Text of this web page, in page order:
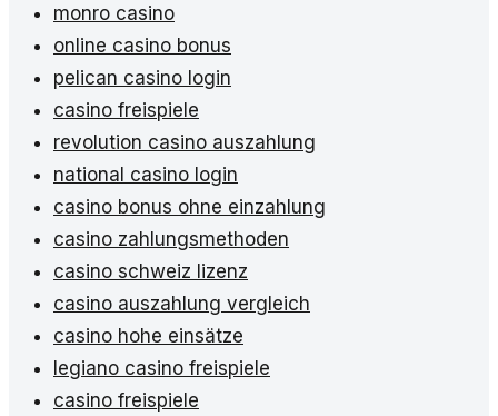
monro casino
online casino bonus
pelican casino login
casino freispiele
revolution casino auszahlung
national casino login
casino bonus ohne einzahlung
casino zahlungsmethoden
casino schweiz lizenz
casino auszahlung vergleich
casino hohe einsätze
legiano casino freispiele
casino freispiele